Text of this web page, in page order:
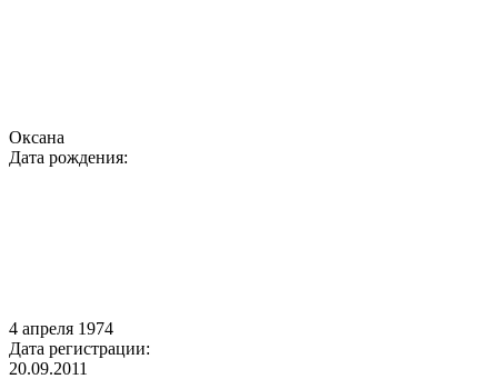
Оксана
Дата рождения:
4 апреля 1974
Дата регистрации:
20.09.2011